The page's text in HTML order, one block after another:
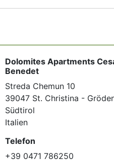
Dolomites Apartments
Benedet
Streda Chemun 10
39047 St. Christina -
Südtirol
Italien
Telefon
+39 0471 786250